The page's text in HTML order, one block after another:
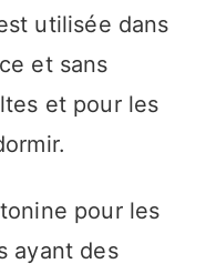
utilisée dans
et sans
et pour les
pour les
ayant des